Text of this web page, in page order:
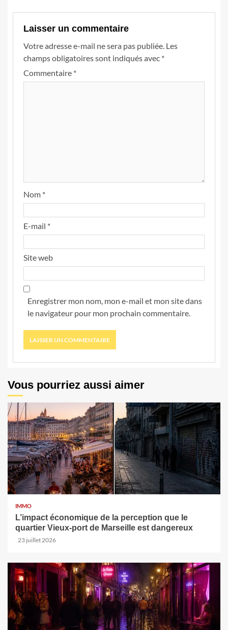
Laisser un commentaire
Votre adresse e-mail ne sera pas publiée. Les
champs obligatoires sont indiqués avec *
Commentaire *
Nom *
E-mail *
Site web
Enregistrer mon nom, mon e-mail et mon site dans
le navigateur pour mon prochain commentaire.
Vous pourriez aussi aimer
IMMO
L’impact économique de la perception que le
quartier Vieux-port de Marseille est dangereux
23 juillet 2026